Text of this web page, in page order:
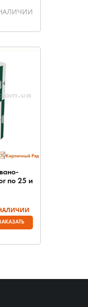
по 25 и